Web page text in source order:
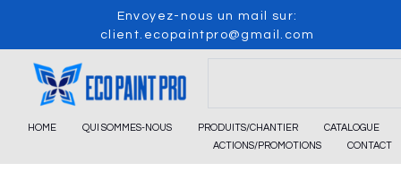
content
Envoyez-nous un mail sur:
client.ecopaintpro@gmail.com
HOME QUI SOMMES-NOUS PRODUITS/CHANTIER
CATALOGUE
ACTIONS/PROMOTIONS
CONTACT